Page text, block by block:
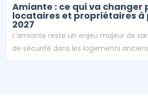
Amiante : ce qui va changer
locataires et propriétaires à
2027
L’amiante reste un enjeu majeur de
de sécurité dans les logements